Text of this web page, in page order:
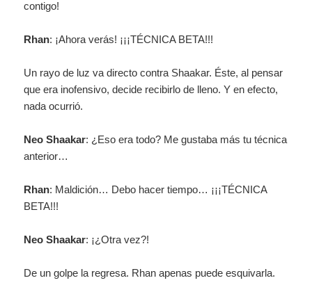
contigo!
Rhan: ¡Ahora verás! ¡¡¡TÉCNICA BETA!!!
Un rayo de luz va directo contra Shaakar. Éste, al pensar
que era inofensivo, decide recibirlo de lleno. Y en efecto,
nada ocurrió.
Neo Shaakar: ¿Eso era todo? Me gustaba más tu técnica
anterior…
Rhan: Maldición… Debo hacer tiempo… ¡¡¡TÉCNICA
BETA!!!
Neo Shaakar: ¡¿Otra vez?!
De un golpe la regresa. Rhan apenas puede esquivarla.